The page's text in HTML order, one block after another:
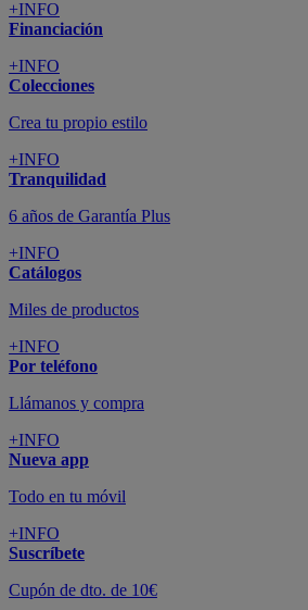
+INFO
Financiación
+INFO
Colecciones
Crea tu propio estilo
+INFO
Tranquilidad
6 años de Garantía Plus
+INFO
Catálogos
Miles de productos
+INFO
Por teléfono
Llámanos y compra
+INFO
Nueva app
Todo en tu móvil
+INFO
Suscríbete
Cupón de dto. de 10€